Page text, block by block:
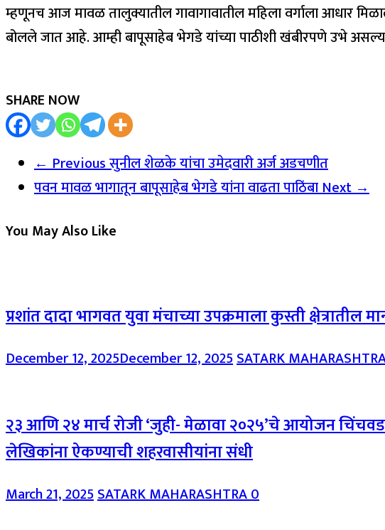
म्हणूनच आज मावळ तालुक्यातील गावागावातील महिला वर्गाला आधार
बोलले जात आहे. आम्ही बापूसाहेब भेगडे यांच्या पाठीशी खंबीरपणे उभे
SHARE NOW
← Previousसुनील शेळके यांचा उमेदवारी अर्ज अडचणीत
पवन मावळ भागातून बापूसाहेब भेगडे यांना वाढता पाठिंबाNext →
You May Also Like
प्रशांत दादा भागवत युवा मंचाच्या उपक्रमाला कुस्ती क्षेत्रातील
December 12, 2025December 12, 2025SATARK
२३ आणि २४ मार्च रोजी ‘जुही- मेळावा २०२५’चे आयोजन
लेखिकांना ऐकण्याची शहरवासीयांना संधी
March 21, 2025SATARK MAHARASHTRA0